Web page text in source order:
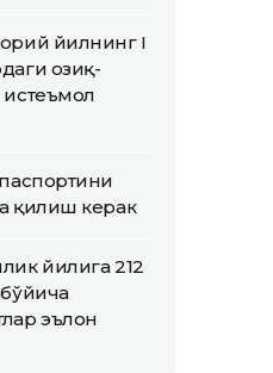
йилнинг I
озиқ-
истеъмол
қилиш керак
йилига 212
эълон